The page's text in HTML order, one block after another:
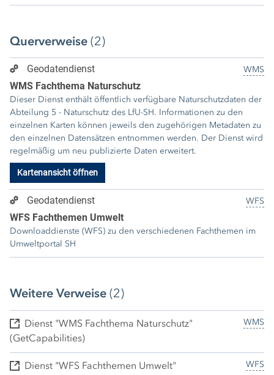
Querverweise (2)
WMS
Geodatendienst
WMS Fachthema Naturschutz
Dieser Dienst enthält öffentlich verfügbare Naturschutzdaten der
Abteilung 5 - Naturschutz des LfU-SH. Informationen zu den
einzelnen Karten können jeweils den zugehörigen Metadaten zu
den einzelnen Datensätzen entnommen werden. Der Dienst wird
regelmäßig um neu publizierte Daten erweitert.
Kartenansicht öffnen
WFS
Geodatendienst
WFS Fachthemen Umwelt
Downloaddienste (WFS) zu den verschiedenen Fachthemen im
Umweltportal SH
Weitere Verweise (2)
WMS
Dienst "WMS Fachthema Naturschutz"
(GetCapabilities)
WFS
Dienst "WFS Fachthemen Umwelt"